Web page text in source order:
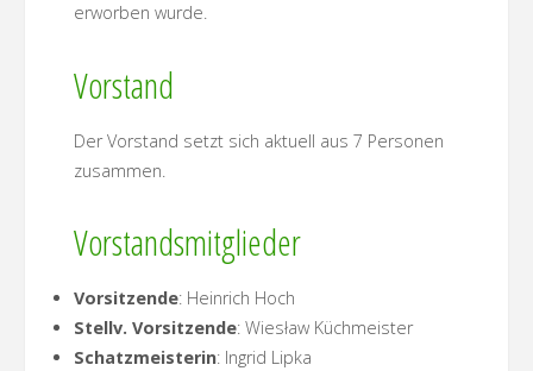
erworben wurde.
Vorstand
Der Vorstand setzt sich aktuell aus 7 Personen
zusammen.
Vorstandsmitglieder
Vorsitzende: Heinrich Hoch
Stellv. Vorsitzende: Wiesław Küchmeister
Schatzmeisterin: Ingrid Lipka